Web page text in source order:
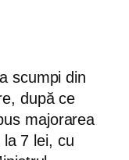
scumpi din
după ce
majorarea
la 7 lei, cu